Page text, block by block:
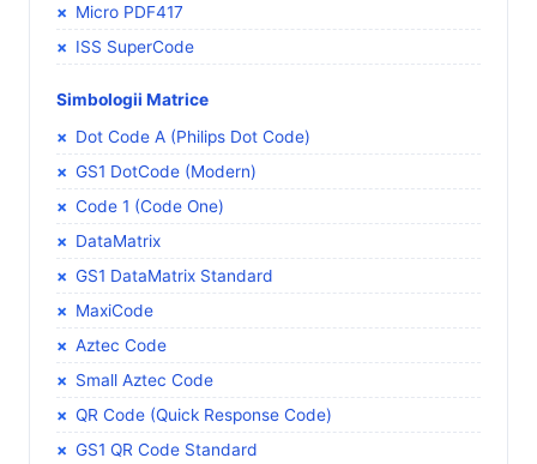
Micro PDF417
ISS SuperCode
Simbologii Matrice
Dot Code A (Philips Dot Code)
GS1 DotCode (Modern)
Code 1 (Code One)
DataMatrix
GS1 DataMatrix Standard
MaxiCode
Aztec Code
Small Aztec Code
QR Code (Quick Response Code)
GS1 QR Code Standard